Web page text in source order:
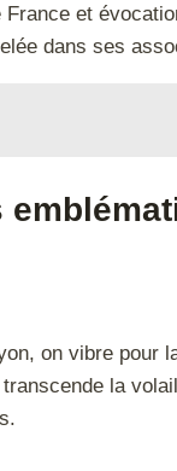
et
dans ses
on vibre
la